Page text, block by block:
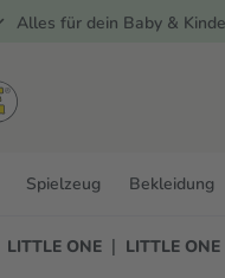
Alles für dein Baby &
Spielzeug Bekleidung
LITTLE ONE | LITTLE